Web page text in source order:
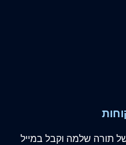
תורה שלמה וקבל במייל